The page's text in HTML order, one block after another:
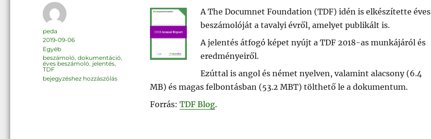
A The Documnet Foundation (TDF) idén is elkészítette éves
beszámolóját a tavalyi évről, amelyet publikált is.
A jelentés átfogó képet nyújt a TDF 2018-as munkájáról és
eredményeiről.
Ezúttal is angol és német nyelven, valamint alacsony (6.4
MB) és magas felbontásban (53.2 MBT) tölthető le a dokumentum.
Forrás: TDF Blog.
Szerző
peda
Közzétéve
2019-09-06
Kategória
Egyéb
Címke
beszámoló,dokumentáció,
éves beszámoló, jelentés,
TDF
Document
Foundation:
bejegyzéshez hozzászólás